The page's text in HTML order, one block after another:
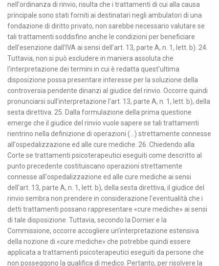
nell'ordinanza di rinvio, risulta che i trattamenti di cui alla causa
principale sono stati forniti ai destinatari negli ambulatori di una
fondazione di diritto privato, non sarebbe necessario valutare se
tali trattamenti soddisfino anche le condizioni per beneficiare
dell'esenzione dall'IVA ai sensi dell'art. 13, parte A, n. 1, lett. b). 24.
Tuttavia, non si può escludere in maniera assoluta che
l'interpretazione dei termini in cui è redatta quest'ultima
disposizione possa presentare interesse per la soluzione della
controversia pendente dinanzi al giudice del rinvio. Occorre quindi
pronunciarsi sull'interpretazione l'art. 13, parte A, n. 1, lett. b), della
sesta direttiva. 25. Dalla formulazione della prima questione
emerge che il giudice del rinvio vuole sapere se tali trattamenti
rientrino nella definizione di operazioni (...) strettamente connesse
all'ospedalizzazione ed alle cure mediche. 26. Chiedendo alla
Corte se trattamenti psicoterapeutici eseguiti come descritto al
punto precedente costituiscano operazioni strettamente
connesse all'ospedalizzazione ed alle cure mediche ai sensi
dell'art. 13, parte A, n. 1, lett. b), della sesta direttiva, il giudice del
rinvio sembra non prendere in considerazione l'eventualità che i
detti trattamenti possano rappresentare «cure mediche» ai sensi
di tale disposizione. Tuttavia, secondo la Dornier e la
Commissione, occorre accogliere un'interpretazione estensiva
della nozione di «cure mediche» che potrebbe quindi essere
applicata a trattamenti psicoterapeutici eseguiti da persone che
non posseggono la qualifica di medico. Pertanto, per risolvere la